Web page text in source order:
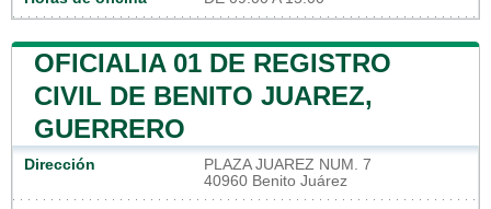
OFICIALIA 01 DE REGISTRO
CIVIL DE BENITO JUAREZ,
GUERRERO
Dirección
PLAZA JUAREZ NUM. 7
40960 Benito Juárez